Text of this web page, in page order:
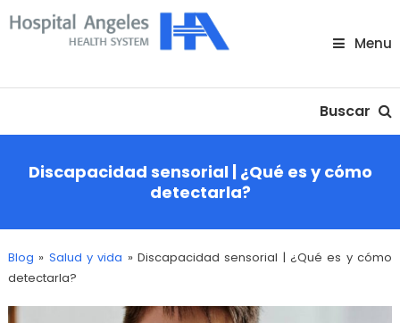
Skip
To
Menu
Buscar
Discapacidad sensorial | ¿Qué es y cómo
detectarla?
Blog » Salud y vida »Discapacidad sensorial | ¿Qué es y cómo
detectarla?